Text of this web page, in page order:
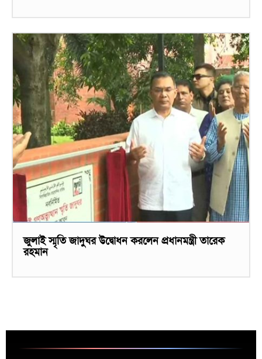
জুলাই স্মৃতি জাদুঘর উদ্বোধন করলেন প্রধানমন্ত্রী তারেক
রহমান